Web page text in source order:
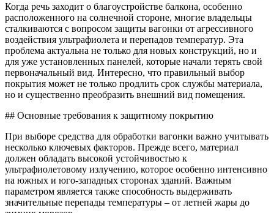
Когда речь заходит о благоустройстве балкона, особенно
расположенного на солнечной стороне, многие владельцы
сталкиваются с вопросом защиты вагонки от агрессивного
воздействия ультрафиолета и перепадов температур. Эта
проблема актуальна не только для новых конструкций, но и
для уже установленных панелей, которые начали терять свой
первоначальный вид. Интересно, что правильный выбор
покрытия может не только продлить срок службы материала,
но и существенно преобразить внешний вид помещения.
## Основные требования к защитному покрытию
При выборе средства для обработки вагонки важно учитывать
несколько ключевых факторов. Прежде всего, материал
должен обладать высокой устойчивостью к
ультрафиолетовому излучению, которое особенно интенсивно
на южных и юго-западных сторонах зданий. Важным
параметром является также способность выдерживать
значительные перепады температуры – от летней жары до